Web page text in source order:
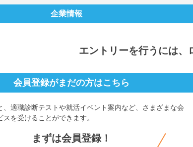
企業情報
エントリーを行うには、
会員登録がまだの方はこちら
適職診断テストや就活イベント案内など、さまざまな会
スを受けることができます。
まずは会員登録！